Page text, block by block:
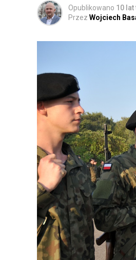
Opublikowano 10 lat
Przez Wojciech